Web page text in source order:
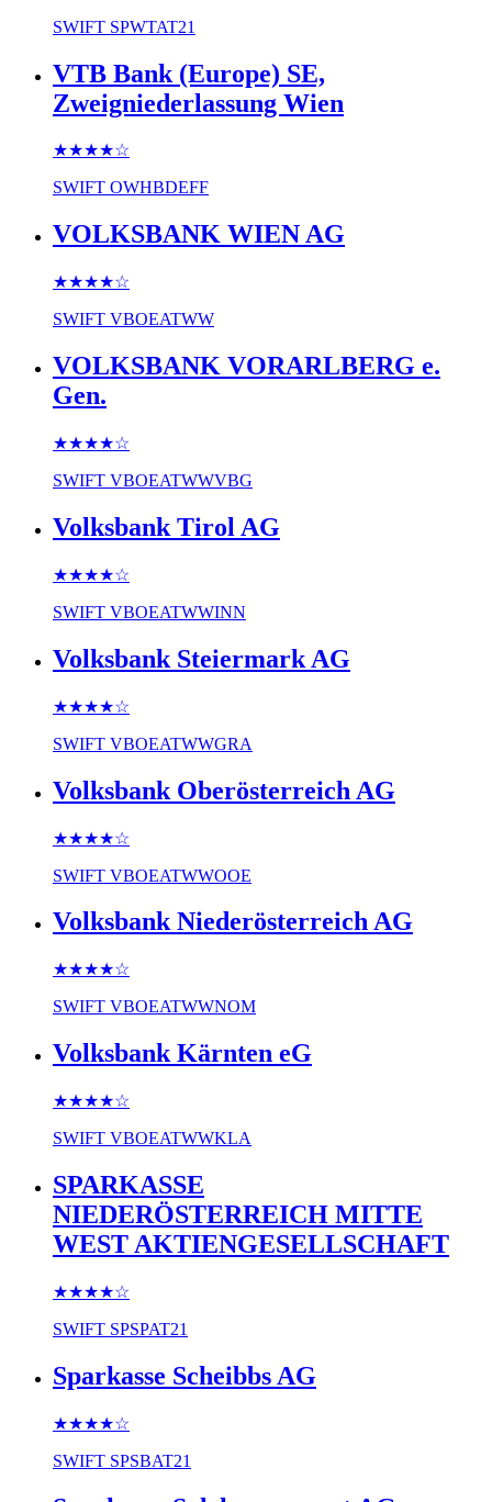
SWIFT SPWTAT21
VTB Bank (Europe) SE,
Zweigniederlassung Wien
★★★★☆
SWIFT OWHBDEFF
VOLKSBANK WIEN AG
★★★★☆
SWIFT VBOEATWW
VOLKSBANK VORARLBERG e.
Gen.
★★★★☆
SWIFT VBOEATWWVBG
Volksbank Tirol AG
★★★★☆
SWIFT VBOEATWWINN
Volksbank Steiermark AG
★★★★☆
SWIFT VBOEATWWGRA
Volksbank Oberösterreich AG
★★★★☆
SWIFT VBOEATWWOOE
Volksbank Niederösterreich AG
★★★★☆
SWIFT VBOEATWWNOM
Volksbank Kärnten eG
★★★★☆
SWIFT VBOEATWWKLA
SPARKASSE
NIEDERÖSTERREICH MITTE
WEST AKTIENGESELLSCHAFT
★★★★☆
SWIFT SPSPAT21
Sparkasse Scheibbs AG
★★★★☆
SWIFT SPSBAT21